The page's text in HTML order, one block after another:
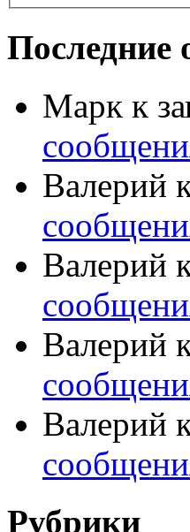
Последние
Марк к
Валерий
Валерий
Валерий
Валерий
Рубрики